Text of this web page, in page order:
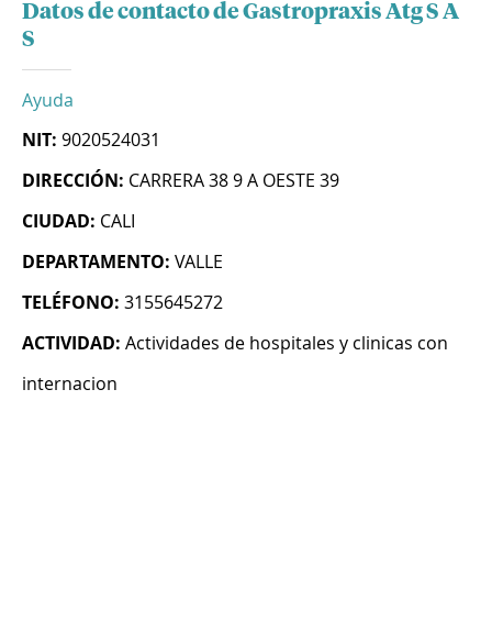
Datos de contacto de Gastropraxis Atg S A
S
Ayuda
NIT: 9020524031
DIRECCIÓN: CARRERA 38 9 A OESTE 39
CIUDAD: CALI
DEPARTAMENTO: VALLE
TELÉFONO: 3155645272
ACTIVIDAD: Actividades de hospitales y clinicas con
internacion